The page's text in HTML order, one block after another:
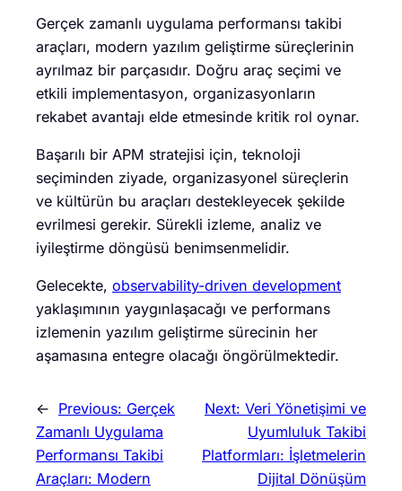
Gerçek zamanlı uygulama performansı takibi
araçları, modern yazılım geliştirme süreçlerinin
ayrılmaz bir parçasıdır. Doğru araç seçimi ve
etkili implementasyon, organizasyonların
rekabet avantajı elde etmesinde kritik rol oynar.
Başarılı bir APM stratejisi için, teknoloji
seçiminden ziyade, organizasyonel süreçlerin
ve kültürün bu araçları destekleyecek şekilde
evrilmesi gerekir. Sürekli izleme, analiz ve
iyileştirme döngüsü benimsenmelidir.
Gelecekte, observability-driven development
yaklaşımının yaygınlaşacağı ve performans
izlemenin yazılım geliştirme sürecinin her
aşamasına entegre olacağı öngörülmektedir.
← Previous: Gerçek
Zamanlı Uygulama
Performansı Takibi
Araçları: Modern
Next: Veri Yönetişimi ve
Uyumluluk Takibi
Platformları: İşletmelerin
Dijital Dönüşüm